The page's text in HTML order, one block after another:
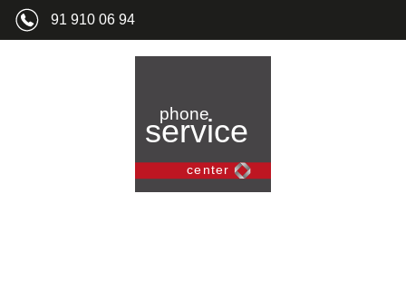
91 910 06 94